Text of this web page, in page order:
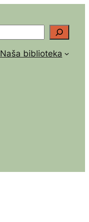
Naša biblioteka